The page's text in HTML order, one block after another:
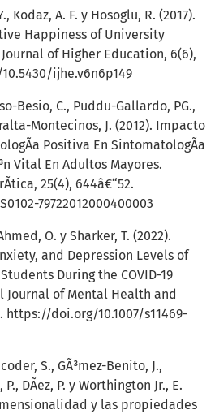
Kodaz, A. F. y Hosoglu, R. (2017).
Happiness of University
of Higher Education, 6(6),
ijhe.v6n6p149
Besio, C., Puddu-Gallardo, PG.,
Montecinos, J. (2012). Impacto
Positiva En SintomatologÃ­a
Vital En Adultos Mayores.
25(4), 644â€“52.
79722012000400003
O. y Sharker, T. (2022).
and Depression Levels of
During the COVID-19
of Mental Health and
https://doi.org/10.1007/s11469-
S., GÃ³mez-Benito, J.,
P., DÃ­ez, P. y Worthington Jr., E.
y las propiedades